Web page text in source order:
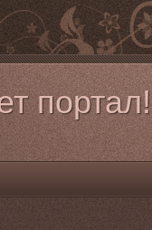
портал!